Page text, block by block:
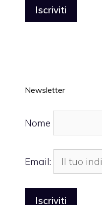
Newsletter
Nome
Email: